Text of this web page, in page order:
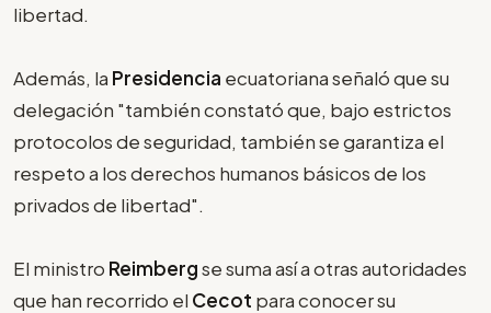
libertad.
Además, la Presidencia ecuatoriana señaló que su
delegación "también constató que, bajo estrictos
protocolos de seguridad, también se garantiza el
respeto a los derechos humanos básicos de los
privados de libertad".
El ministro Reimbergse suma así a otras autoridades
que han recorrido el Cecot para conocer su